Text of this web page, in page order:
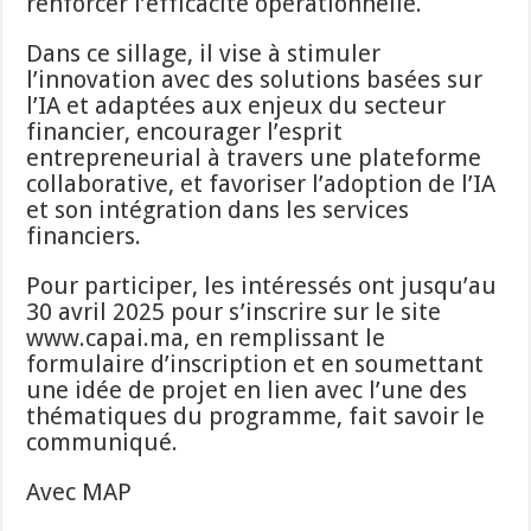
Dans ce sillage, il vise à stimuler
l’innovation avec des solutions basées sur
l’IA et adaptées aux enjeux du secteur
financier, encourager l’esprit
entrepreneurial à travers une plateforme
collaborative, et favoriser l’adoption de l’IA
et son intégration dans les services
financiers.
Pour participer, les intéressés ont jusqu’au
30 avril 2025 pour s’inscrire sur le site
www.capai.ma, en remplissant le
formulaire d’inscription et en soumettant
une idée de projet en lien avec l’une des
thématiques du programme, fait savoir le
communiqué.
Avec MAP